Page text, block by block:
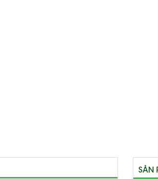
SẢN